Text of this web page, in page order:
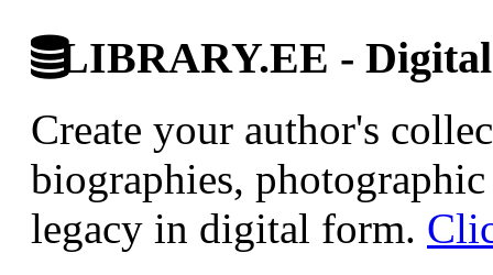
LIBRARY.EE -
Create your author's
biographies,
legacy in digital form.